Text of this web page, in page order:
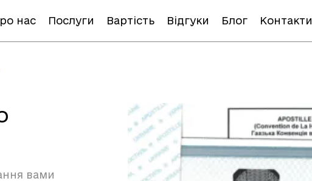
нас Послуги Вартість Відгуки Блог Контакти
вами